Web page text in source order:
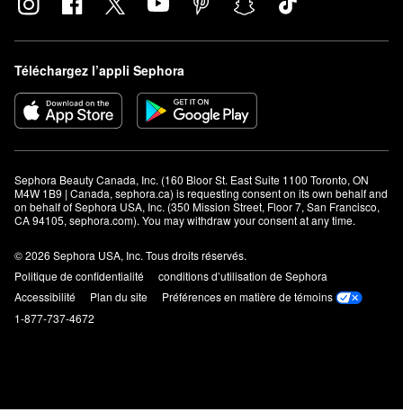
Téléchargez l’appli Sephora
Sephora Beauty Canada, Inc. (160 Bloor St. East Suite 1100 Toronto, ON
M4W 1B9 | Canada, sephora.ca) is requesting consent on its own behalf and
on behalf of Sephora USA, Inc. (350 Mission Street, Floor 7, San Francisco,
CA 94105, sephora.com). You may withdraw your consent at any time.
© 2026 Sephora USA, Inc. Tous droits réservés.
Politique de confidentialité
conditions d’utilisation de Sephora
Accessibilité
Plan du site
Préférences en matière de témoins
1-877-737-4672